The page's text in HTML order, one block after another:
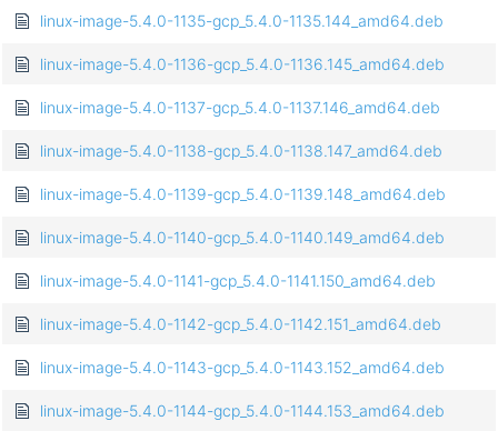
linux-image-5.4.0-1135-gcp_5.4.0-1135.144_amd64.deb
linux-image-5.4.0-1136-gcp_5.4.0-1136.145_amd64.deb
linux-image-5.4.0-1137-gcp_5.4.0-1137.146_amd64.deb
linux-image-5.4.0-1138-gcp_5.4.0-1138.147_amd64.deb
linux-image-5.4.0-1139-gcp_5.4.0-1139.148_amd64.deb
linux-image-5.4.0-1140-gcp_5.4.0-1140.149_amd64.deb
linux-image-5.4.0-1141-gcp_5.4.0-1141.150_amd64.deb
linux-image-5.4.0-1142-gcp_5.4.0-1142.151_amd64.deb
linux-image-5.4.0-1143-gcp_5.4.0-1143.152_amd64.deb
linux-image-5.4.0-1144-gcp_5.4.0-1144.153_amd64.deb